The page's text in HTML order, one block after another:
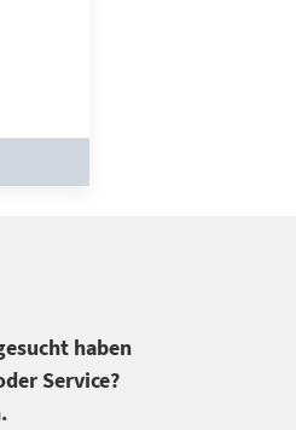
haben
Service?